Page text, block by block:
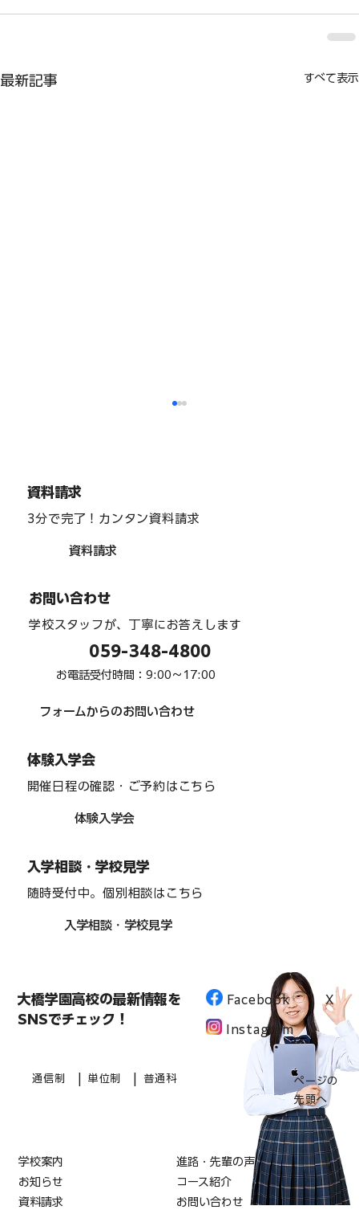
最新記事 すべて表示
資料請求
3分で完了！カンタン資料請求
資料請求
お問い合わせ
学校スタッフが、丁寧にお答えします
フォームからのお問い合わせ
059-348-4800
お電話受付時間：9:00〜17:00
体験入学会
開催日程の確認・ご予約はこちら
体験入学会
入学相談・学校見学
随時受付中。個別相談はこちら
入学相談・学校見学
大橋学園高校の最新情報を
SNSでチェック！
Facebook
Instagram
X
通信制 単位制 普通科
ページの
先頭へ
学校案内
進路・先輩の声
お知らせ
コース紹介
資料請求
お問い合わせ